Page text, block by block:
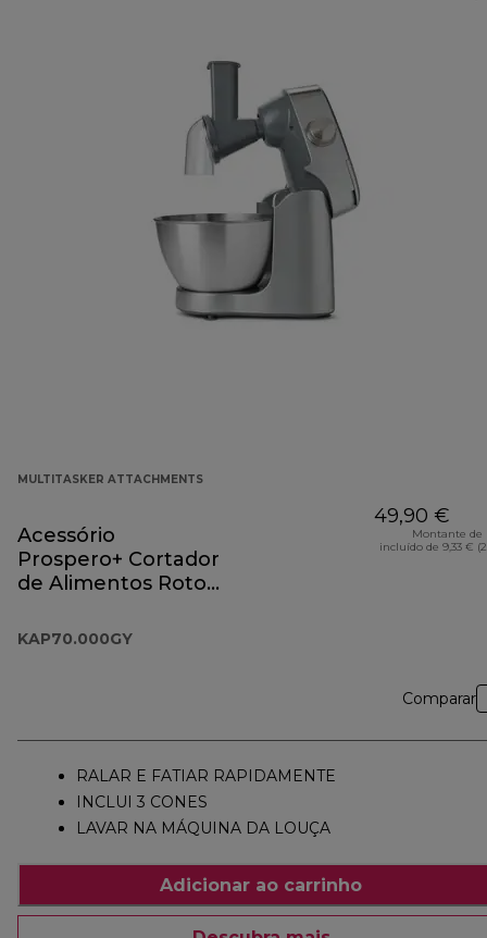
MULTITASKER ATTACHMENTS
Acessório
Prospero+ Cortador
de Alimentos Roto
KAP70.000GY
49,90 €
Montante de
incluído de 9,33 €
Comparar
RALAR E FATIAR RAPIDAMENTE
INCLUI 3 CONES
LAVAR NA MÁQUINA DA LOUÇA
Adicionar ao carrinho